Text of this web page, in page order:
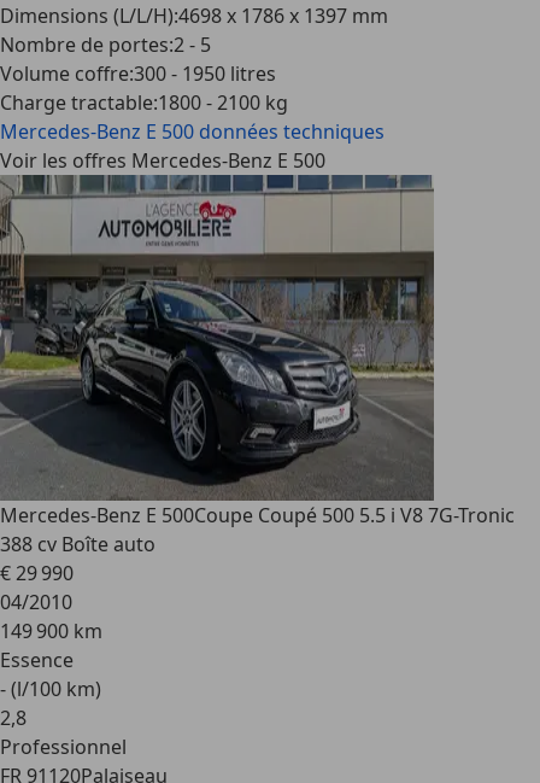
Dimensions (L/L/H):4698 x 1786 x 1397 mm
Nombre de portes:2 - 5
Volume coffre:300 - 1950 litres
Charge tractable:1800 - 2100 kg
Mercedes-Benz E 500 données techniques
Voir les offres Mercedes-Benz E 500
Mercedes-Benz E 500Coupe Coupé 500 5.5 i V8 7G-Tronic
388 cv Boîte auto
€ 29 990
04/2010
149 900 km
Essence
- (l/100 km)
2,8
Professionnel
FR 91120Palaiseau